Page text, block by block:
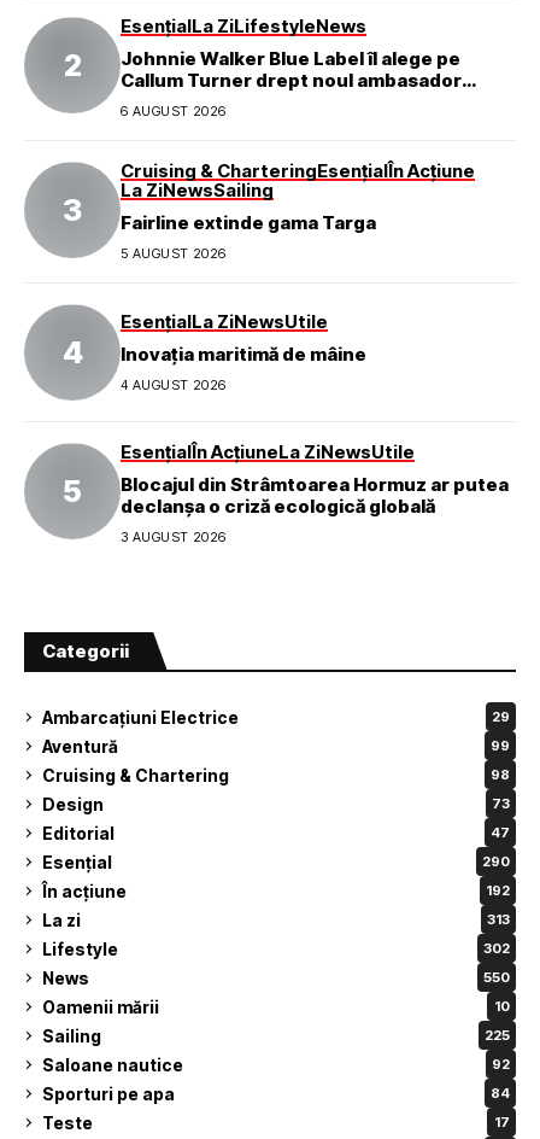
EsențialLa ZiLifestyleNews
Johnnie Walker Blue Label îl alege pe
Callum Turner drept noul ambasador
global al mărcii
6 AUGUST 2026
Cruising & CharteringEsențialÎn Acțiune
La ZiNewsSailing
Fairline extinde gama Targa
5 AUGUST 2026
EsențialLa ZiNewsUtile
Inovația maritimă de mâine
4 AUGUST 2026
EsențialÎn AcțiuneLa ZiNewsUtile
Blocajul din Strâmtoarea Hormuz ar putea
declanșa o criză ecologică globală
3 AUGUST 2026
Categorii
Ambarcațiuni Electrice 29
Aventură 99
Cruising & Chartering 98
Design 73
Editorial 47
Esențial 290
În acțiune 192
La zi 313
Lifestyle 302
News 550
Oamenii mării 10
Sailing 225
Saloane nautice 92
Sporturi pe apa 84
Teste 17